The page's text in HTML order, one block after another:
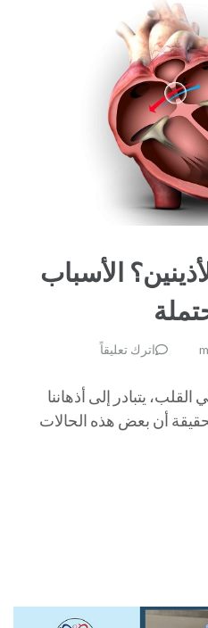
الأسباب
اترك تعليقاً
يتبادر إلى أذهاننا
أن بعض هذه الحالات